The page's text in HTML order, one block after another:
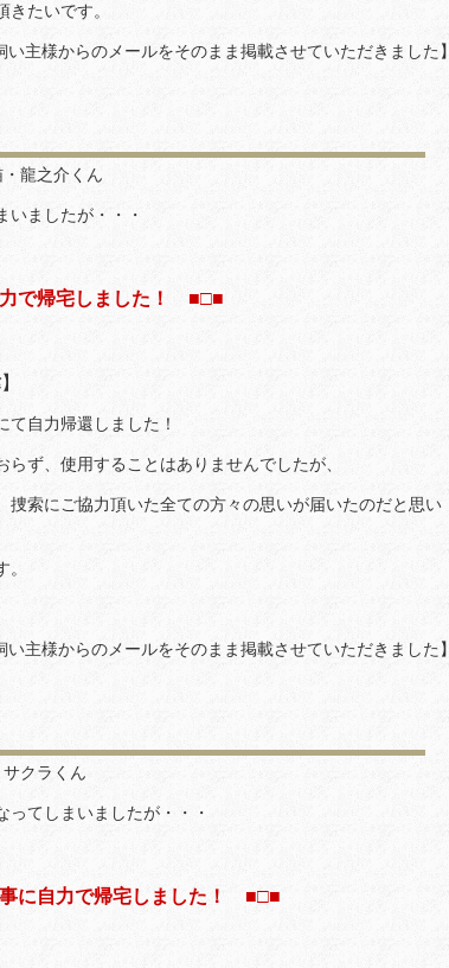
たいです。
い主様からのメールをそのまま掲載させていただきました】
龍之介くん
ましたが・・・
帰宅しました！ ■□■
】
自力帰還しました！
ず、使用することはありませんでしたが、
索にご協力頂いた全ての方々の思いが届いたのだと思い
い主様からのメールをそのまま掲載させていただきました】
クラくん
てしまいましたが・・・
自力で帰宅しました！ ■□■